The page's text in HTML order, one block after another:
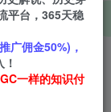
平台，365天稳
广佣金50%)，
一样的知识付